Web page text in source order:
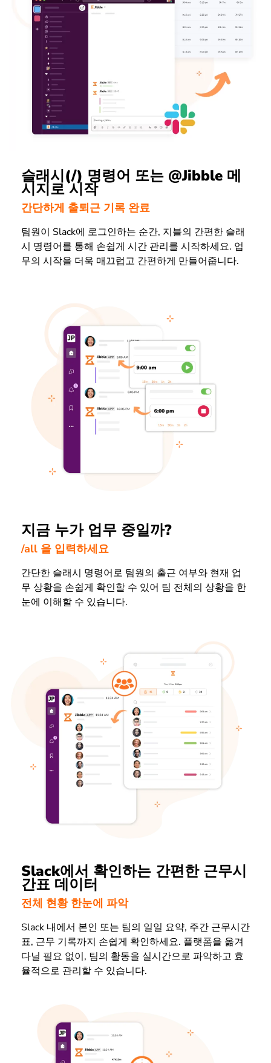
슬래시(/) 명령어 또는 @Jibble 메
시지로 시작
간단하게 출퇴근 기록 완료
팀원이 Slack에 로그인하는 순간, 지블의 간편한 슬래
시 명령어를 통해 손쉽게 시간 관리를 시작하세요. 업
무의 시작을 더욱 매끄럽고 간편하게 만들어줍니다.
지금 누가 업무 중일까?
/all 을 입력하세요
간단한 슬래시 명령어로 팀원의 출근 여부와 현재 업
무 상황을 손쉽게 확인할 수 있어 팀 전체의 상황을 한
눈에 이해할 수 있습니다.
Slack에서 확인하는 간편한 근무시
간표 데이터
전체 현황 한눈에 파악
Slack 내에서 본인 또는 팀의 일일 요약, 주간 근무시간
표, 근무 기록까지 손쉽게 확인하세요. 플랫폼을 옮겨
다닐 필요 없이, 팀의 활동을 실시간으로 파악하고 효
율적으로 관리할 수 있습니다.